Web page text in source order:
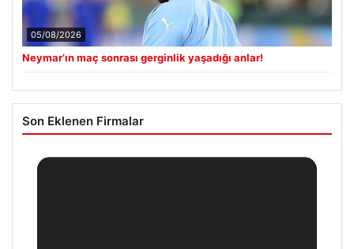
05/08/2026
Neymar’ın maç sonrası gerginlik yaşadığı anlar!
Son Eklenen Firmalar